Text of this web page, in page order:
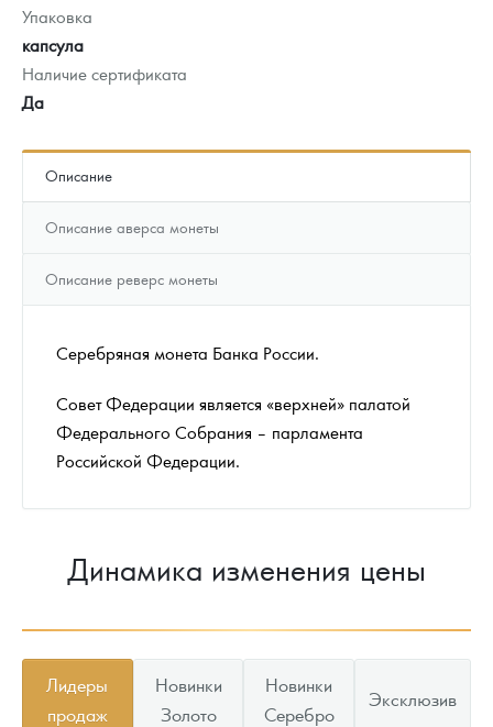
Упаковка
капсула
Наличие сертификата
Да
Описание
Описание аверса монеты
Описание реверс монеты
Серебряная монета Банка России.
Совет Федерации является «верхней» палатой
Федерального Собрания – парламента
Российской Федерации.
Динамика изменения цены
Лидеры
продаж
Новинки
Золото
Новинки
Серебро
Эксклюзив